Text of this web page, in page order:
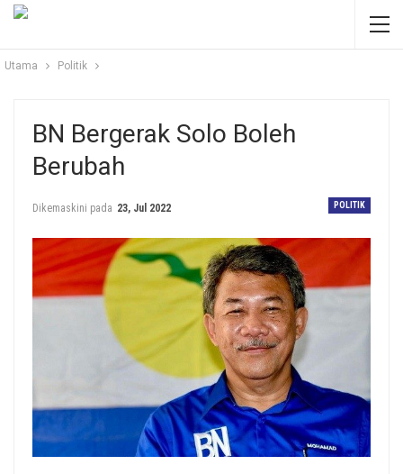
Utama Politik
BN Bergerak Solo Boleh
Berubah
POLITIK
Dikemaskini pada 23, Jul 2022